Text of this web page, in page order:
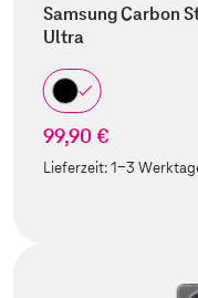
Samsung Carbon
Ultra
99,90 €
Lieferzeit:1-3